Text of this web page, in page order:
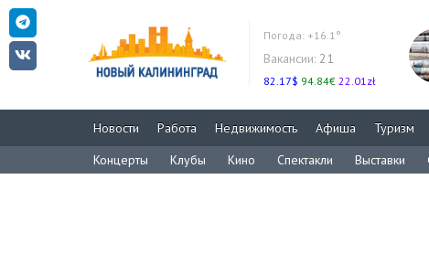
Погода: +16.1°
Вакансии: 21
82.17$ 94.84€ 22.01zł
Новости Работа Недвижимость Афиша Туризм
Концерты
Клубы Кино Спектакли Выставки